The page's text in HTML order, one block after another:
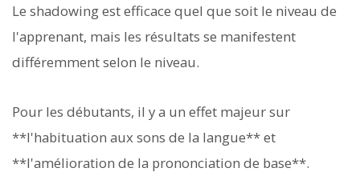
Le shadowing est efficace quel que soit le niveau de
l'apprenant, mais les résultats se manifestent
différemment selon le niveau.
Pour les débutants, il y a un effet majeur sur
**l'habituation aux sons de la langue** et
**l'amélioration de la prononciation de base**.